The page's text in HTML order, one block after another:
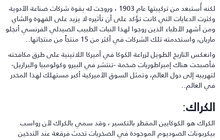
لكنه أُستبعد من تركيبتها عام 1903 ، وروجت له بقوة شركات صناعة الأدوية
الدعايات التي كانت تؤكد على أن تأثيره لا يزيد على القهوة والشاي
أشهر الأطباء الذين روجوا لهذا النبات الطبيب الصيدلي الفرنسي أنجلو
واستخدمته تلك الشركات في أكثر من 15 منتجاً من منتجاتها..
التاريخ الطويل لزراعة الكوكا في أميركا اللاتينية على طرق مكافحته
هناك إمبراطوريات ضخمة -تنتشر في البيرو وكولومبيا والبرازيل-
إلى دول العالم، وتمثل السوق الأميركية أكبر مستهلك لهذا المخدر
العالم..
:
هو الكوكايين المقطر بالتكسير ، وقد سمي بالكراك لأن رواسب
الصوديوم الموجودة في الصخريات تحدث فرقعة عند التدخين